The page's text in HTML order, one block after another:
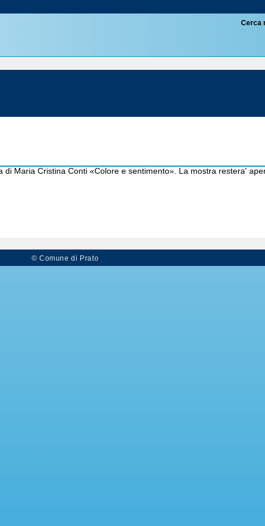
Cerca
Maria Cristina Conti «Colore e sentimento». La mostra restera'
© Comune di Prato